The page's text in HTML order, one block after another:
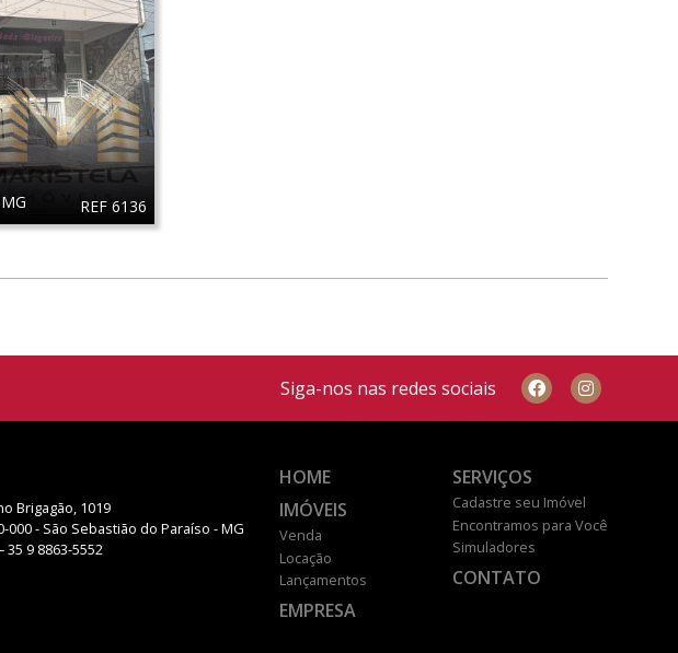
REF 6136
MG
Siga-nos nas redes sociais
Brigagão, 1019
000 - São Sebastião do Paraíso - MG
35 9 8863-5552
HOME
IMÓVEIS
Venda
Locação
Lançamentos
EMPRESA
SERVIÇOS
Cadastre seu Imóvel
Encontramos para Você
Simuladores
CONTATO